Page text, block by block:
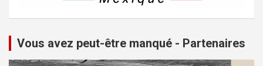
Vous avez peut-être manqué - Partenaires